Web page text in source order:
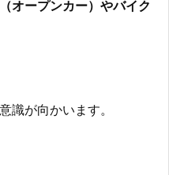
オープンカー）やバイク
識が向かいます。